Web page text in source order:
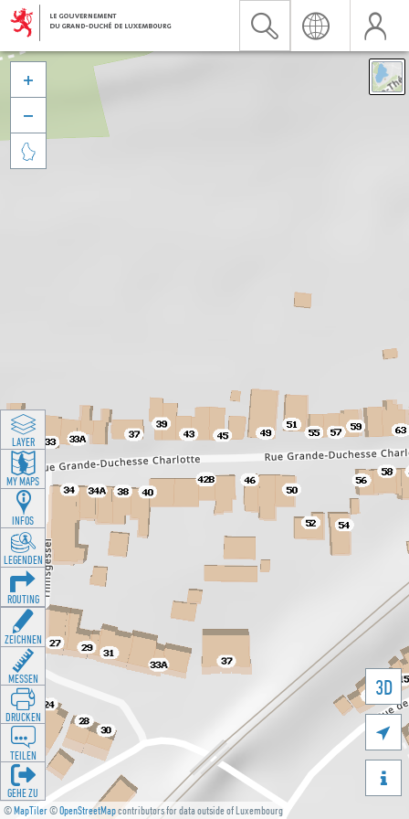
©MapTiler©OpenStreetMapcontributors for data outside of Luxembourg
3D





LAYER
MY MAPS
INFOS
LEGENDEN
ROUTING
ZEICHNEN
MESSEN
DRUCKEN
TEILEN
GEHE ZU